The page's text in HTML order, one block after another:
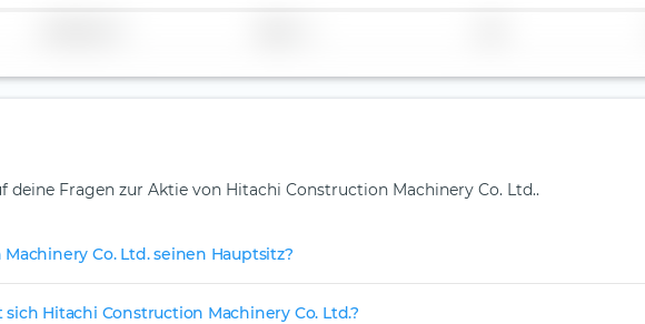
Fragen zur Aktie von Hitachi Construction Machinery Co. Ltd..
Co. Ltd. seinen Hauptsitz?
Hitachi Construction Machinery Co. Ltd.?